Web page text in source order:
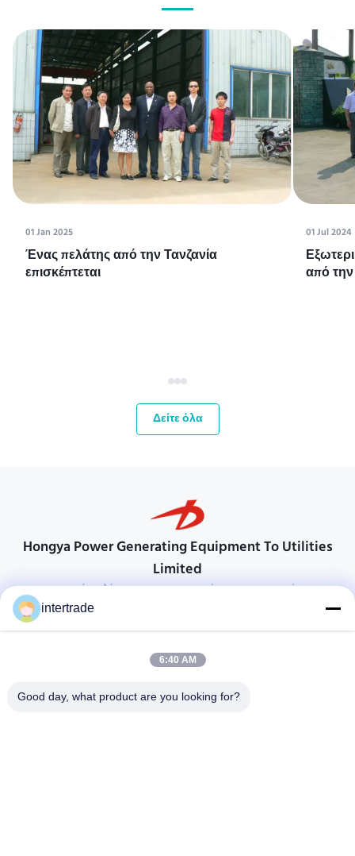
01 Jan 2025
Ένας πελάτης από την Τανζανία
επισκέπτεται
01 Jul 2024
από
Δείτε όλα
Hongya Power Generating Equipment To Utilities
Limited
προσαρμοσμένες λύσεις για να ανταποκρίνονται στις απαιτήσεις των
Χωριό Anxi, πόλη Yuping, νομός Hongya, Κίνα
86-28-37561966-8:00
intertrade
6:40 AM
Good day, what product are you looking for?